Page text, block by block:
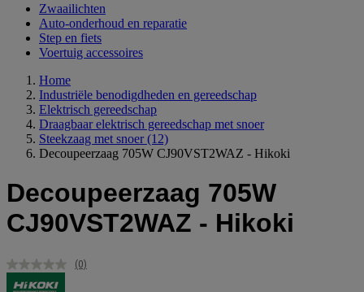
Zwaailichten
Auto-onderhoud en reparatie
Step en fiets
Voertuig accessoires
Home
Industriële benodigdheden en gereedschap
Elektrisch gereedschap
Draagbaar elektrisch gereedschap met snoer
Steekzaag met snoer (12)
Decoupeerzaag 705W CJ90VST2WAZ - Hikoki
Decoupeerzaag 705W
CJ90VST2WAZ - Hikoki
Geen
(0)